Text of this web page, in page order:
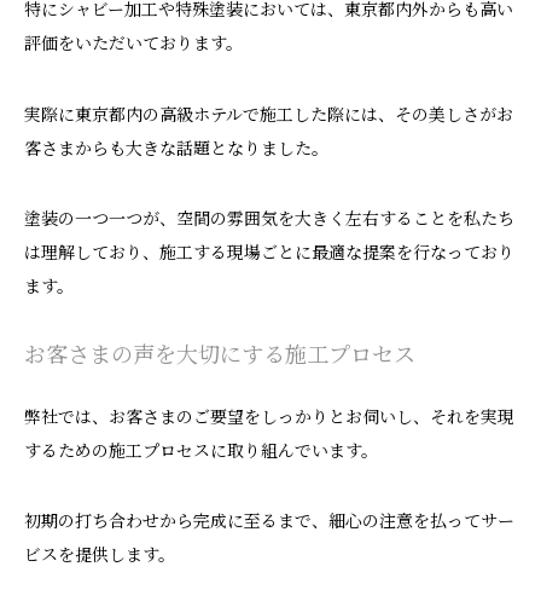
特にシャビー加工や特殊塗装においては、東京都内外からも高い
評価をいただいております。
実際に東京都内の高級ホテルで施工した際には、その美しさがお
客さまからも大きな話題となりました。
塗装の一つ一つが、空間の雰囲気を大きく左右することを私たち
は理解しており、施工する現場ごとに最適な提案を行なっており
ます。
お客さまの声を大切にする施工プロセス
弊社では、お客さまのご要望をしっかりとお伺いし、それを実現
するための施工プロセスに取り組んでいます。
初期の打ち合わせから完成に至るまで、細心の注意を払ってサー
ビスを提供します。